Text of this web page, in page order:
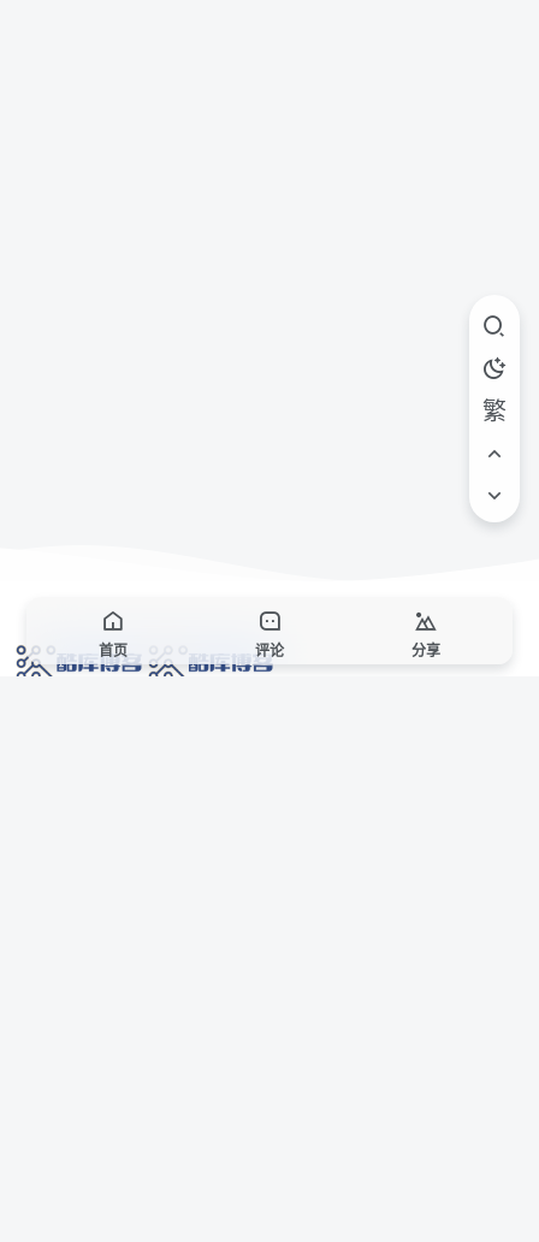
繁
首页 评论 分享